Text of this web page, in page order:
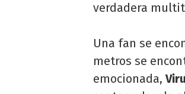
verdadera
Una fan se
metros se
emocionada,Viru